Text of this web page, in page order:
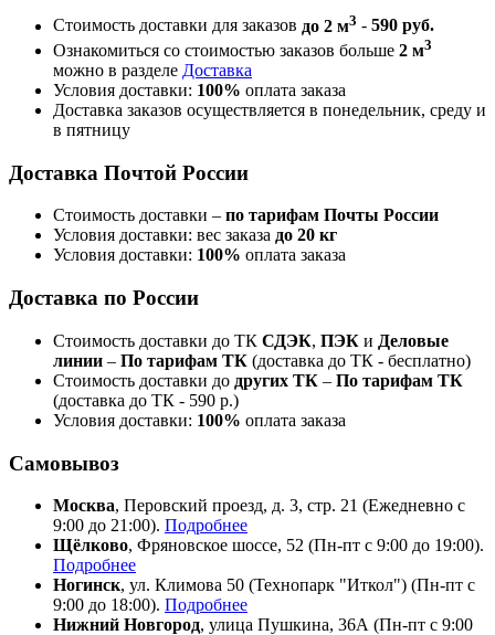
Стоимость доставки для заказов до 2 м3 - 590 руб.
Ознакомиться со стоимостью заказов больше 2 м3
можно в разделе Доставка
Условия доставки: 100% оплата заказа
Доставка заказов осуществляется в понедельник, среду и
в пятницу
Доставка Почтой России
Стоимость доставки – по тарифам Почты России
Условия доставки: вес заказа до 20 кг
Условия доставки: 100% оплата заказа
Доставка по России
Стоимость доставки до ТК СДЭК, ПЭК и Деловые
линии – По тарифам ТК (доставка до ТК - бесплатно)
Стоимость доставки до других ТК – По тарифам ТК
(доставка до ТК - 590 р.)
Условия доставки: 100% оплата заказа
Самовывоз
Москва, Перовский проезд, д. 3, стр. 21 (Ежедневно с
9:00 до 21:00). Подробнее
Щёлково, Фряновское шоссе, 52 (Пн-пт с 9:00 до 19:00).
Подробнее
Ногинск, ул. Климова 50 (​Технопарк "Иткол") (Пн-пт с
9:00 до 18:00). Подробнее
Нижний Новгород, улица Пушкина, 36А (Пн-пт с 9:00